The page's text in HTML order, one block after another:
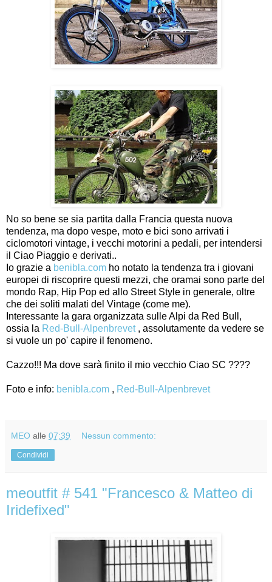
No so bene se sia partita dalla Francia questa nuova
tendenza, ma dopo vespe, moto e bici sono arrivati i
ciclomotori vintage, i vecchi motorini a pedali, per intendersi
il Ciao Piaggio e derivati..
Io grazie a benibla.com ho notato la tendenza tra i giovani
europei di riscoprire questi mezzi, che oramai sono parte del
mondo Rap, Hip Pop ed allo Street Style in generale, oltre
che dei soliti malati del Vintage (come me).
Interessante la gara organizzata sulle Alpi da Red Bull,
ossia la Red-Bull-Alpenbrevet, assolutamente da vedere se
si vuole un po' capire il fenomeno.
Cazzo!!! Ma dove sarà finito il mio vecchio Ciao SC ????
Foto e info: benibla.com , Red-Bull-Alpenbrevet
MEO alle 07:39 Nessun commento:
Condividi
meoutfit # 541 "Francesco & Matteo di
Iridefixed"